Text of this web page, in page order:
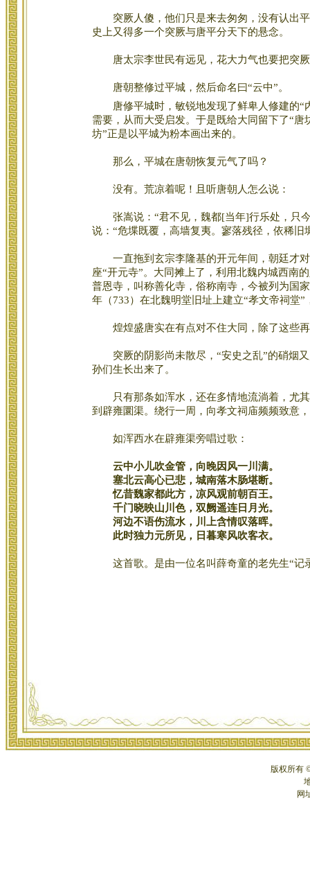
突厥人傻，他们只是来去匆匆，没有认出平
史上又得多一个突厥与唐平分天下的悬念。
唐太宗李世民有远见，花大力气也要把突厥
唐朝整修过平城，然后命名曰“云中”。
唐修平城时，敏锐地发现了鲜卑人修建的“
需要，从而大受启发。于是既给大同留下了“
坊”正是以平城为粉本画出来的。
那么，平城在唐朝恢复元气了吗？
没有。荒凉着呢！且听唐朝人怎么说：
张嵩说：“君不见，魏都[当年]行乐处，只今
说：“危堞既覆，高墙复夷。寥落残径，依稀
一直拖到玄宗李隆基的开元年间，朝廷才对
座“开元寺”。大同摊上了，利用北魏内城西南
普恩寺，叫称善化寺，俗称南寺，今被列为国
年（733）在北魏明堂旧址上建立“孝文帝祠堂
煌煌盛唐实在有点对不住大同，除了这些再
突厥的阴影尚未散尽，“安史之乱”的硝烟又
孙们生长出来了。
只有那条如浑水，还在多情地流淌着，尤其
到辟雍圜渠。绕行一周，向孝文祠庙频频致意
如浑西水在辟雍渠旁唱过歌：
云中小儿吹金管，向晚因风一川满。
塞北云高心已悲，城南落木肠堪断。
忆昔魏家都此方，凉风观前朝百王。
千门晓映山川色，双阙遥连日月光。
河边不语伤流水，川上含情叹落晖。
此时独力元所见，日暮寒风吹客衣。
这首歌。是由一位名叫薛奇童的老先生“记
版权所有
网